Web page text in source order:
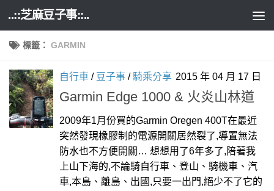
Skip to content
..::芝麻豆子事::..
標籤： GARMIN
自行車 / 豆子事 / 騎乘分享 2015 年 04 月 17 日
Garmin Edge 1000 & 火炎山林道
2009年1月份買的Garmin Oregen 400T在最近
突然發現橡膠制的電源開關居然裂了,導置無法
防水也不方便開關… 想想用了6年多了,陪著我
上山下海的,不論騎自行車、登山、騎機車、汽
車,本島、離島、出國,只要一出門,絕少不了它的